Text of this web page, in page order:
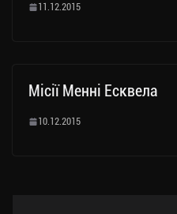
11.12.2015
Місії Менні Есквела
10.12.2015